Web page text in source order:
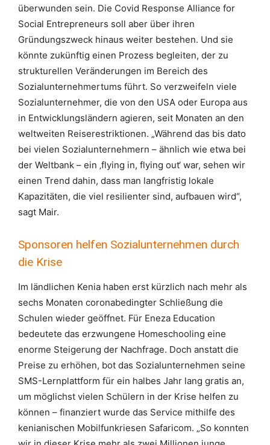
überwunden sein. Die Covid Response Alliance for
Social Entrepreneurs soll aber über ihren
Gründungszweck hinaus weiter bestehen. Und sie
könnte zukünftig einen Prozess begleiten, der zu
strukturellen Veränderungen im Bereich des
Sozialunternehmertums führt. So verzweifeln viele
Sozialunternehmer, die von den USA oder Europa aus
in Entwicklungsländern agieren, seit Monaten an den
weltweiten Reiserestriktionen. „Während das bis dato
bei vielen Sozialunternehmern – ähnlich wie etwa bei
der Weltbank – ein ‚flying in, flying out‘ war, sehen wir
einen Trend dahin, dass man langfristig lokale
Kapazitäten, die viel resilienter sind, aufbauen wird“,
sagt Mair.
Sponsoren helfen Sozialunternehmen durch
die Krise
Im ländlichen Kenia haben erst kürzlich nach mehr als
sechs Monaten coronabedingter Schließung die
Schulen wieder geöffnet. Für Eneza Education
bedeutete das erzwungene Homeschooling eine
enorme Steigerung der Nachfrage. Doch anstatt die
Preise zu erhöhen, bot das Sozialunternehmen seine
SMS-Lernplattform für ein halbes Jahr lang gratis an,
um möglichst vielen Schülern in der Krise helfen zu
können – finanziert wurde das Service mithilfe des
kenianischen Mobilfunkriesen Safaricom. „So konnten